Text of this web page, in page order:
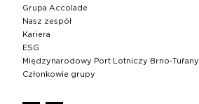
Grupa Accolade
Nasz zespół
Kariera
ESG
Międzynarodowy Port Lotniczy Brno‑Tuřany
Członkowie grupy